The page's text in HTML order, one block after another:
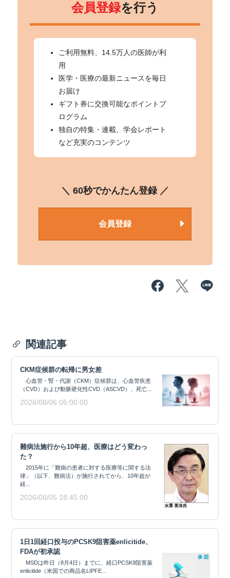
会員登録を行う
ご利用無料、14.5万人の医師が利
用
医学・医療の最新ニュースを毎日
お届け
ギフト券に交換可能なポイントプ
ログラム
独自の特集・連載、学会レポート
など充実のコンテンツ
＼ 60秒でかんたん登録 ／
会員登録
関連記事
CKM症候群の転帰に男女差
心血管・腎・代謝（CKM）症候群は、心血管疾患
（CVD）および動脈硬化性CVD（ASCVD）、死亡...
2026/08/06 05:00:00
難病法施行から10年超、医療はどう変わっ
た？
2015年に「難病の患者に対する医療等に関する法
律」（以下、難病法）が施行されてから、10年超が
経...
2026/08/05 18:45:00
1日1回経口投与のPCSK9阻害薬enlicitide、
FDAが初承認
MSDは昨日（8月4日）までに、経口PCSK9阻害薬
enlicitide（米国での商品名LIPFE...